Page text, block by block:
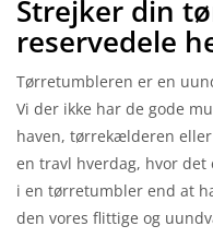
Strejker din
reservedele
Tørretumbleren er en
Vi der ikke har de gode
haven, tørrekælderen
en travl hverdag, hvor
i en tørretumbler end at
den vores flittige og